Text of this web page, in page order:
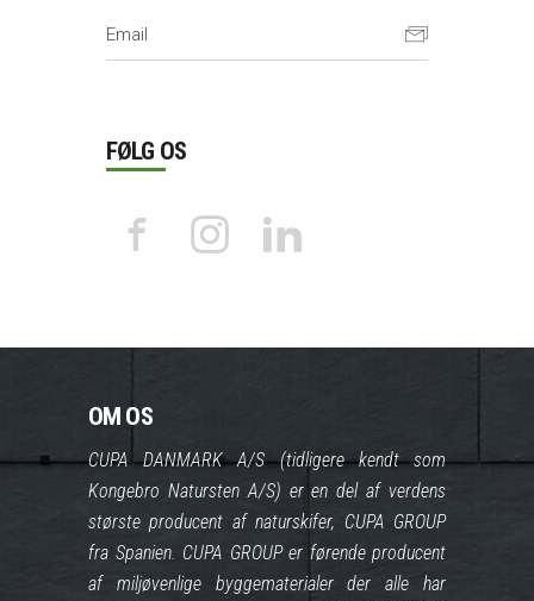
FØLG OS
OM OS
CUPA DANMARK A/S (tidligere kendt som
Kongebro Natursten A/S) er en del af verdens
største producent af naturskifer, CUPA GROUP
fra Spanien. CUPA GROUP er førende producent
af miljøvenlige byggematerialer der alle har